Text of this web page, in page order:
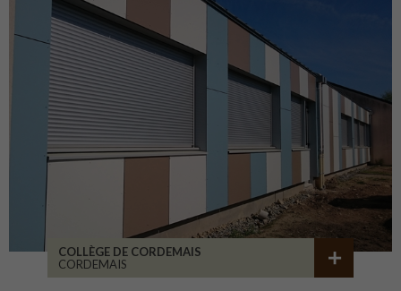
COLLÈGE DE CORDEMAIS
CORDEMAIS